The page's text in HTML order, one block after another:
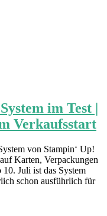
im Test |
Verkaufsstart
von Stampin‘ Up!
Karten, Verpackungen
Juli ist das System
schon ausführlich für